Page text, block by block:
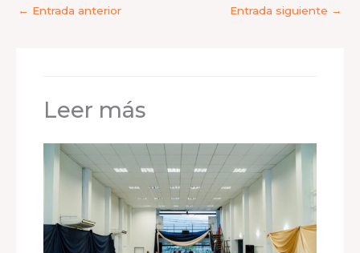
← Entrada anterior Entrada siguiente →
Leer más